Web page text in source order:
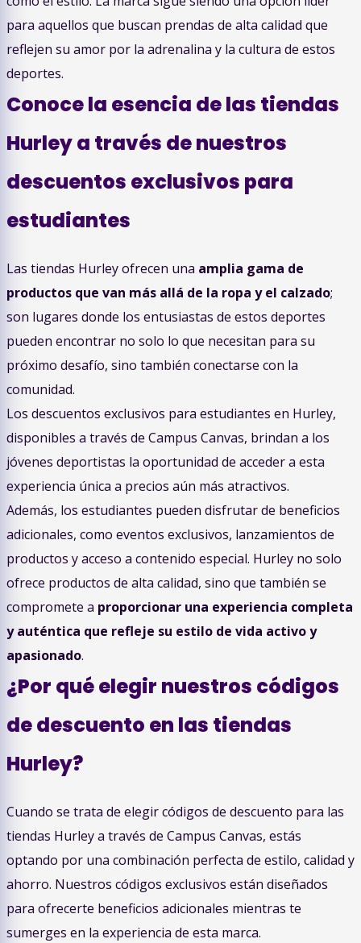
para aquellos que buscan prendas de alta calidad que
reflejen su amor por la adrenalina y la cultura de estos
deportes.
Conoce la esencia de las tiendas
Hurley a través de nuestros
descuentos exclusivos para
estudiantes
Las tiendas Hurley ofrecen una amplia gama de
productos que van más allá de la ropa y el calzado;
son lugares donde los entusiastas de estos deportes
pueden encontrar no solo lo que necesitan para su
próximo desafío, sino también conectarse con la
comunidad.
Los descuentos exclusivos para estudiantes en Hurley,
disponibles a través de Campus Canvas, brindan a los
jóvenes deportistas la oportunidad de acceder a esta
experiencia única a precios aún más atractivos.
Además, los estudiantes pueden disfrutar de beneficios
adicionales, como eventos exclusivos, lanzamientos de
productos y acceso a contenido especial. Hurley no solo
ofrece productos de alta calidad, sino que también se
compromete a proporcionar una experiencia completa
y auténtica que refleje su estilo de vida activo y
apasionado.
¿Por qué elegir nuestros códigos
de descuento en las tiendas
Hurley?
Cuando se trata de elegir códigos de descuento para las
tiendas Hurley a través de Campus Canvas, estás
optando por una combinación perfecta de estilo, calidad y
ahorro. Nuestros códigos exclusivos están diseñados
para ofrecerte beneficios adicionales mientras te
sumerges en la experiencia de esta marca.